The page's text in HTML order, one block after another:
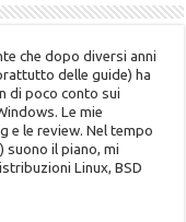
che dopo diversi anni
delle guide) ha
di poco conto sui
Le mie
e le review. Nel tempo
suono il piano, mi
Linux, BSD